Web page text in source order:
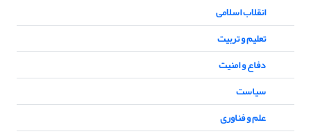
انقلاب اسلامی
تعلیم و تربیت
دفاع و امنیت
سیاست
علم و فناوری